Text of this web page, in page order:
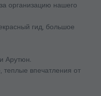
организацию нашего
гид, большое
Арутюн.
теплые впечатления от